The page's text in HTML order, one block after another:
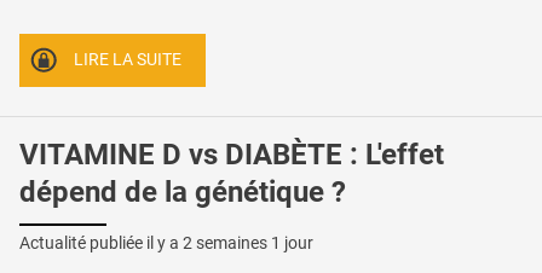
LIRE LA SUITE
VITAMINE D vs DIABÈTE : L'effet
dépend de la génétique ?
Actualité publiée il y a 2 semaines 1 jour